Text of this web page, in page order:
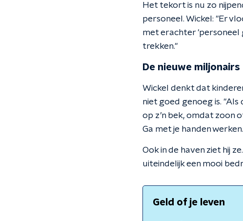
Het tekort is nu zo
personeel. Wickel: "Er
met erachter 'personeel
trekken."
De nieuwe miljonairs
Wickel denkt dat
niet goed genoeg is.
op z’n bek, omdat zoon
Ga met je handen
Ook in de haven ziet hij
uiteindelijk een mooi
Geld of je leven